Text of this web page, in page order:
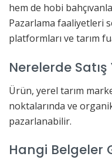
hem de hobi
Pazarlama faaliyetleri
platformları ve tarım
Nerelerde
Ürün, yerel tarım
noktalarında ve
pazarlanabilir.
Hangi Belgeler